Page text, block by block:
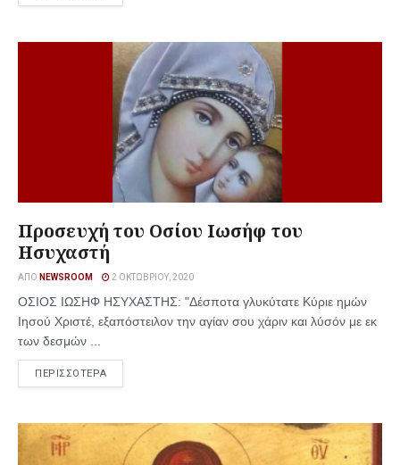
Προσευχή του Οσίου Ιωσήφ του
Ησυχαστή
ΑΠΌ NEWSROOM 2 ΟΚΤΩΒΡΊΟΥ, 2020
ΟΣΙΟΣ ΙΩΣΗΦ ΗΣΥΧΑΣΤΗΣ: "Δέσποτα γλυκύτατε Κύριε ημών
Ιησού Χριστέ, εξαπόστειλον την αγίαν σου χάριν και λύσόν με εκ
των δεσμών ...
ΠΕΡΙΣΣΟΤΕΡΑ